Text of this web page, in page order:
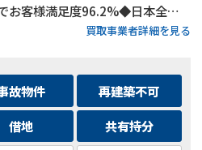
お客様満足度96.2%◆日本全国
買取事業者詳細を見る
故物件
再建築不可
借地
共有持分